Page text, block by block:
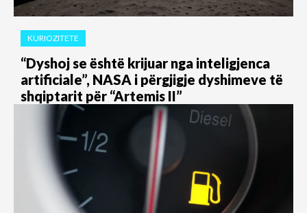
KURIOZITETE
“Dyshoj se është krijuar nga inteligjenca
artificiale”, NASA i përgjigje dyshimeve të
shqiptarit për “Artemis II”